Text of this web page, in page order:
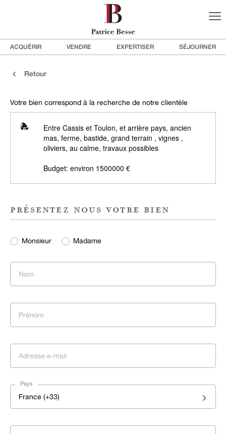
ACQUÉRIR VENDRE EXPERTISER SÉJOURNER
Retour
Votre bien correspond à la recherche de notre clientèle
Entre Cassis et Toulon, et arrière pays, ancien
mas, ferme, bastide, grand terrain , vignes ,
oliviers, au calme, travaux possibles
Budget: environ 1500000 €
présentez nous votre bien
Monsieur Madame
Pays
France (+33)